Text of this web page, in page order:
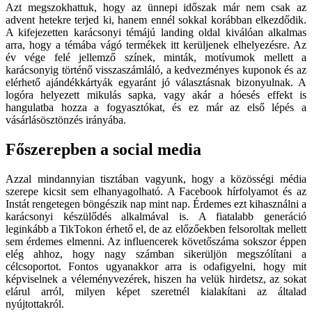
Azt megszokhattuk, hogy az ünnepi időszak már nem csak az
advent hetekre terjed ki, hanem ennél sokkal korábban elkezdődik.
A kifejezetten karácsonyi témájú landing oldal kiválóan alkalmas
arra, hogy a témába vágó termékek itt kerüljenek elhelyezésre. Az
év vége felé jellemző színek, minták, motívumok mellett a
karácsonyig történő visszaszámláló, a kedvezményes kuponok és az
elérhető ajándékkártyák egyaránt jó választásnak bizonyulnak. A
logóra helyezett mikulás sapka, vagy akár a hóesés effekt is
hangulatba hozza a fogyasztókat, és ez már az első lépés a
vásárlásösztönzés irányába.
Főszerepben a social media
Azzal mindannyian tisztában vagyunk, hogy a közösségi média
szerepe kicsit sem elhanyagolható. A Facebook hírfolyamot és az
Instát rengetegen böngészik nap mint nap. Érdemes ezt kihasználni a
karácsonyi készülődés alkalmával is. A fiatalabb generáció
leginkább a TikTokon érhető el, de az előzőekben felsoroltak mellett
sem érdemes elmenni. Az influencerek követőszáma sokszor éppen
elég ahhoz, hogy nagy számban sikerüljön megszólítani a
célcsoportot. Fontos ugyanakkor arra is odafigyelni, hogy mit
képviselnek a véleményvezérek, hiszen ha velük hirdetsz, az sokat
elárul arról, milyen képet szeretnél kialakítani az általad
nyújtottakról.